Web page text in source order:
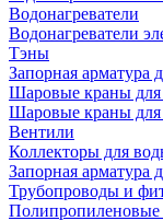
Водонагреватели
Водонагреватели
Тэны
Запорная арматура
Шаровые краны
Шаровые краны для
Вентили
Коллекторы для
Запорная арматура
Трубопроводы и
Полипропиленовые